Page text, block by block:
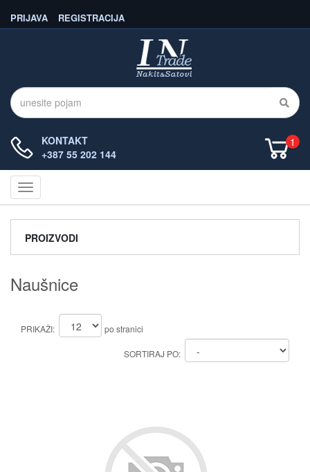
REGISTRACIJA
PRIJAVA
KONTAKT
+387 55 202 144
1
Navigacija
PROIZVODI
Naušnice
PRIKAŽI: po stranici
SORTIRAJ PO: